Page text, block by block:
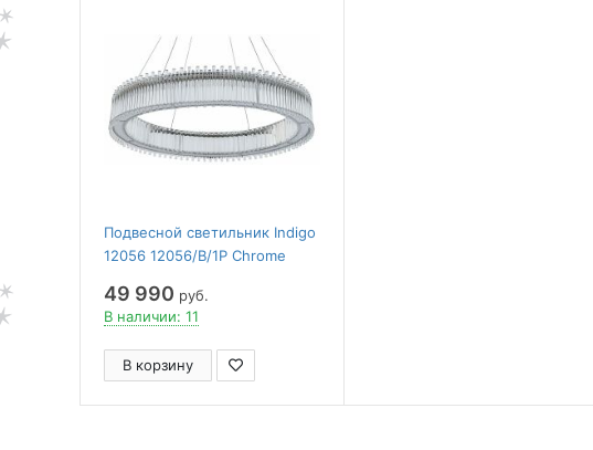
Подвесной светильник Indigo
12056 12056/B/1P Chrome
49 990 руб.
В наличии: 11
В корзину